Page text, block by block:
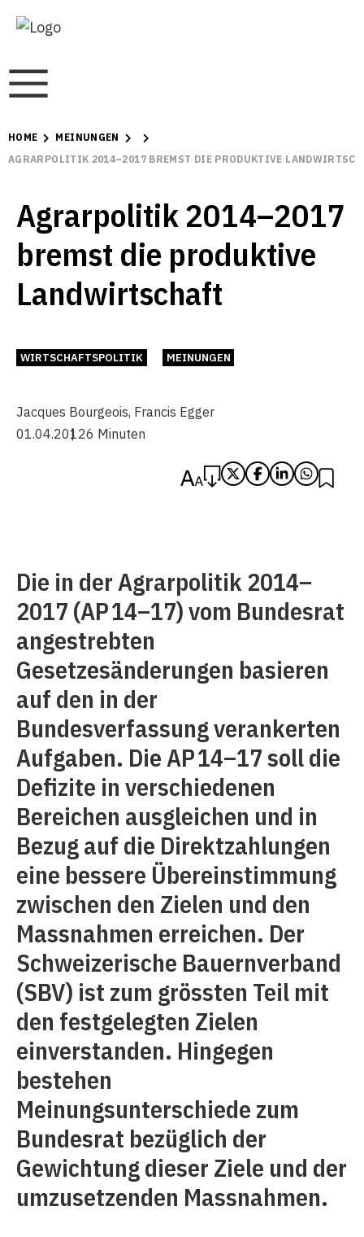
HOME
MEINUNGEN
AGRARPOLITIK 2014–2017 BREMST DIE PRODUKTIVE
Agrarpolitik 2014–2017
bremst die produktive
Landwirtschaft
WIRTSCHAFTSPOLITIK MEINUNGEN
Jacques Bourgeois, Francis Egger
01.04.20126 Minuten
Die in der Agrarpolitik 2014–
2017 (AP 14–17) vom Bundesrat
angestrebten
Gesetzesänderungen basieren
auf den in der
Bundesverfassung verankerten
Aufgaben. Die AP 14–17 soll die
Defizite in verschiedenen
Bereichen ausgleichen und in
Bezug auf die Direktzahlungen
eine bessere Übereinstimmung
zwischen den Zielen und den
Massnahmen erreichen. Der
Schweizerische Bauernverband
(SBV) ist zum grössten Teil mit
den festgelegten Zielen
einverstanden. Hingegen
bestehen
Meinungsunterschiede zum
Bundesrat bezüglich der
Gewichtung dieser Ziele und der
umzusetzenden Massnahmen.